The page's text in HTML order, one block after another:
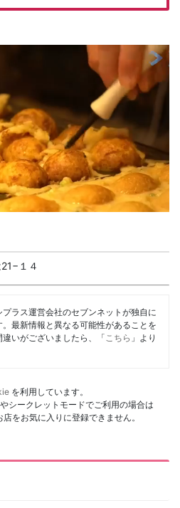
１４
ラス運営会社のセブンネットが独自に
最新情報と異なる可能性があることを
いがございましたら、「 こちら 」より
を利用しています。
シークレットモードでご利用の場合は
をお気に入りに登録できません。